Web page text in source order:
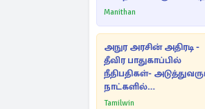
பள்ளம்!
Manithan
அநுர அரசின் அதிரடி -
தீவிர பாதுகாப்பில்
நீதிபதிகள்-
நாட்களில்
அம்பலமாகவுள்ள
Tamilwin